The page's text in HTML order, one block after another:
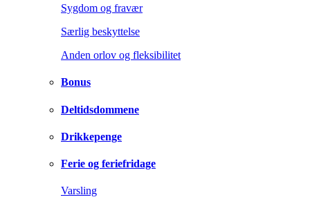
Sygdom og fravær
Særlig beskyttelse
Anden orlov og fleksibilitet
Bonus
Deltidsdommene
Drikkepenge
Ferie og feriefridage
Varsling